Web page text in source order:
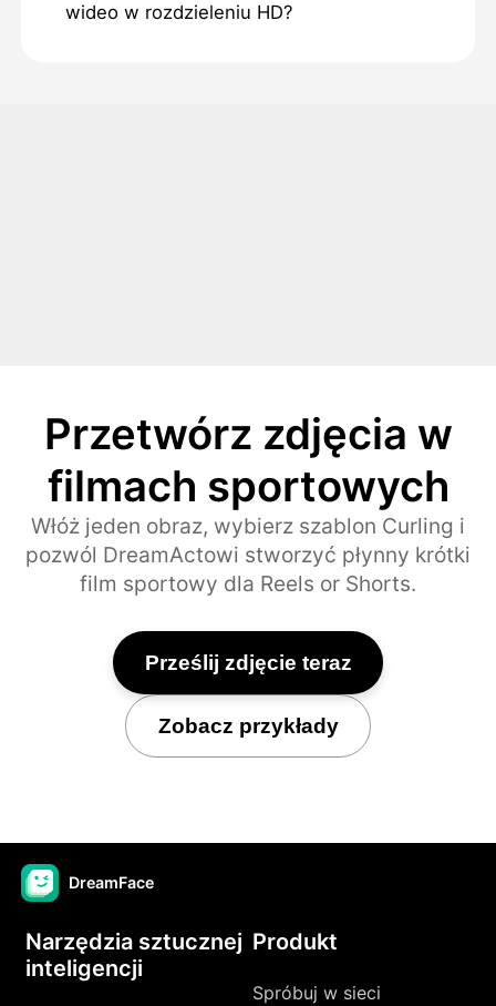
wideo w rozdzieleniu HD?
Przetwórz zdjęcia w
filmach sportowych
Włóż jeden obraz, wybierz szablon Curling i
pozwól DreamActowi stworzyć płynny krótki
film sportowy dla Reels or Shorts.
Prześlij zdjęcie teraz
Zobacz przykłady
DreamFace
Narzędzia sztucznej
inteligencji
Produkt
Spróbuj w sieci